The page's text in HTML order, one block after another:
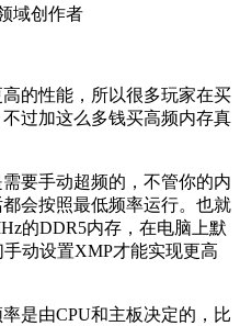
域创作者
的性能，所以很多玩家在买
过加这么多钱买高频内存真
要手动超频的，不管你的内
会按照最低频率运行。也就
的DDR5内存，在电脑上默
动设置XMP才能实现更高
是由CPU和主板决定的，比